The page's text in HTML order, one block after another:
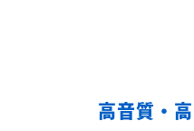
高音質・